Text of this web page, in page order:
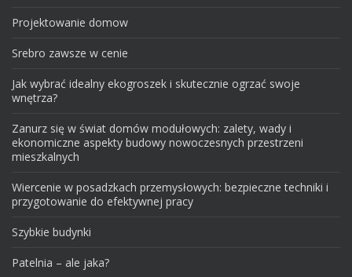
Projektowanie domow
Srebro zawsze w cenie
Jak wybrać idealny ekogroszek i skutecznie ogrzać swoje
wnętrza?
Zanurz się w świat domów modułowych: zalety, wady i
ekonomiczne aspekty budowy nowoczesnych przestrzeni
mieszkalnych
Wiercenie w posadzkach przemysłowych: bezpieczne techniki i
przygotowanie do efektywnej pracy
Szybkie budynki
Patelnia – ale jaka?